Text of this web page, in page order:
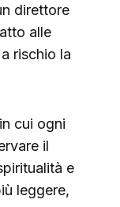
direttore
alle
rischio la
cui ogni
il
e
leggere,